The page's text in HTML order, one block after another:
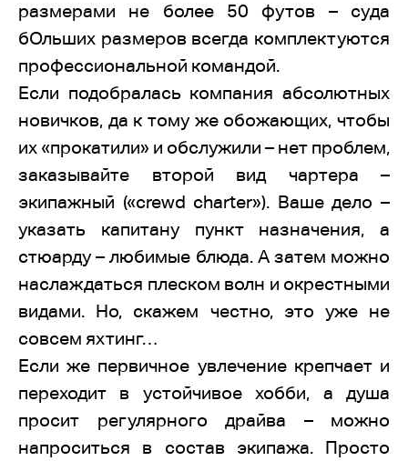
размерами не более 50 футов – суда
бОльших размеров всегда комплектуются
профессиональной командой.
Если подобралась компания абсолютных
новичков, да к тому же обожающих, чтобы
их «прокатили» и обслужили – нет проблем,
заказывайте второй вид чартера –
экипажный («crewd charter»). Ваше дело –
указать капитану пункт назначения, а
стюарду – любимые блюда. А затем можно
наслаждаться плеском волн и окрестными
видами. Но, скажем честно, это уже не
совсем яхтинг…
Если же первичное увлечение крепчает и
переходит в устойчивое хобби, а душа
просит регулярного драйва – можно
напроситься в состав экипажа. Просто